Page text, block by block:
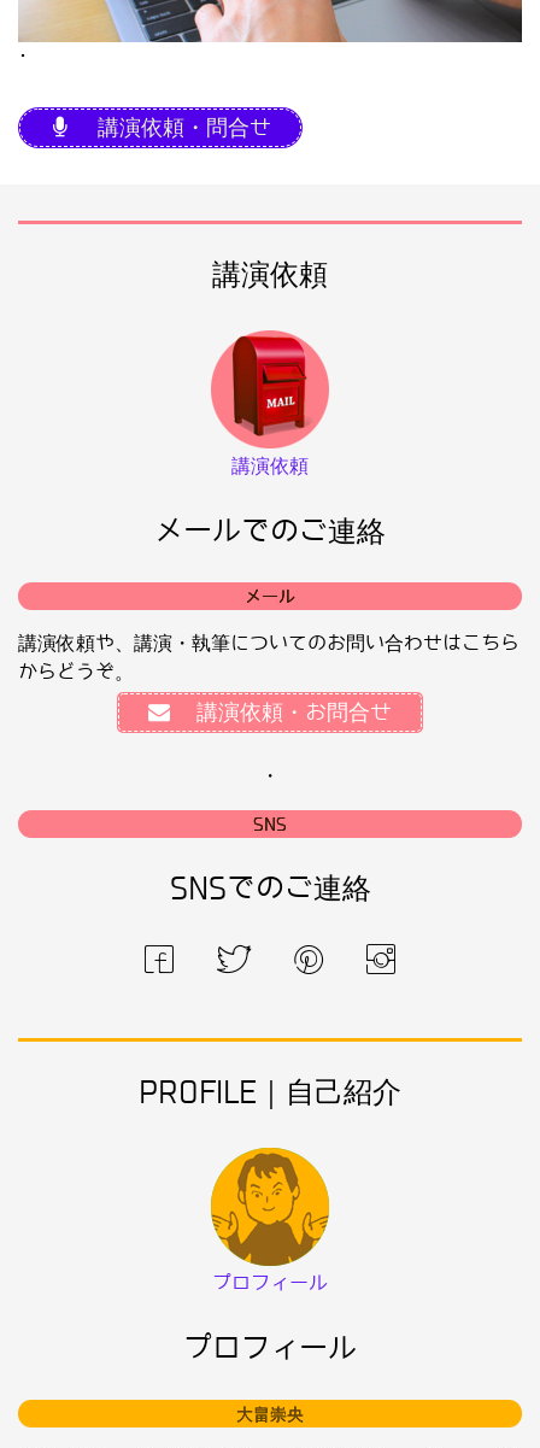
･
講演依頼・問合せ
講演依頼
講演依頼
メールでのご連絡
メール
講演依頼や、講演・執筆についてのお問い合わせはこちら
からどうぞ。
講演依頼・お問合せ
・
SNS
SNSでのご連絡
PROFILE｜自己紹介
プロフィール
プロフィール
大畠崇央